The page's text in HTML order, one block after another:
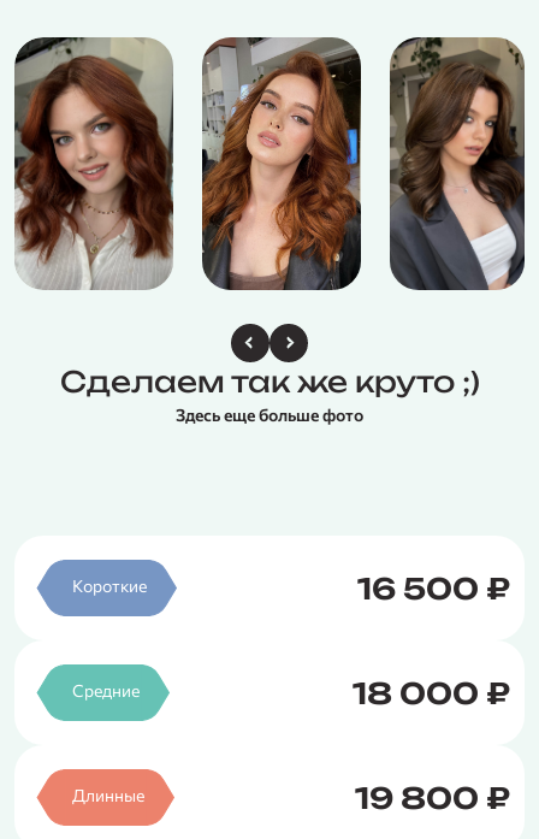
Сделаем так же круто ;)
Здесь еще больше фото
Короткие 16 500 ₽
Средние 18 000 ₽
Длинные 19 800 ₽